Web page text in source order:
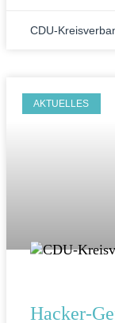
CDU-
AKTUELLES
Hacker-